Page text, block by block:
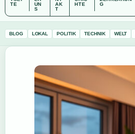
TE
UN
S
AK
T
HTE
G
BLOG LOKAL POLITIK TECHNIK WELT